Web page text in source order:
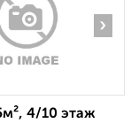
›
4/10 этаж